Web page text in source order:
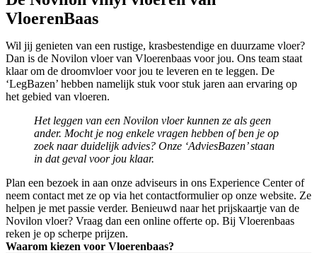
VloerenBaas
Wil jij genieten van een rustige, krasbestendige en duurzame vloer?
Dan is de Novilon vloer van Vloerenbaas voor jou. Ons team staat
klaar om de droomvloer voor jou te leveren en te leggen. De
‘LegBazen’ hebben namelijk stuk voor stuk jaren aan ervaring op
het gebied van vloeren.
Het leggen van een Novilon vloer kunnen ze als geen
ander. Mocht je nog enkele vragen hebben of ben je op
zoek naar duidelijk advies? Onze ‘AdviesBazen’ staan
in dat geval voor jou klaar.
Plan een bezoek in aan onze adviseurs in ons Experience Center of
neem contact met ze op via het contactformulier op onze website. Ze
helpen je met passie verder. Benieuwd naar het prijskaartje van de
Novilon vloer? Vraag dan een online offerte op. Bij Vloerenbaas
reken je op scherpe prijzen.
Waarom kiezen voor Vloerenbaas?